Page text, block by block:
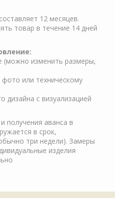
12 месяцев.
товар в течение 14 дней
(можно изменить размеры,
фото или техническому
дизайна с визуализацией
получения аванса в
в срок,
три недели). Замеры
изделия